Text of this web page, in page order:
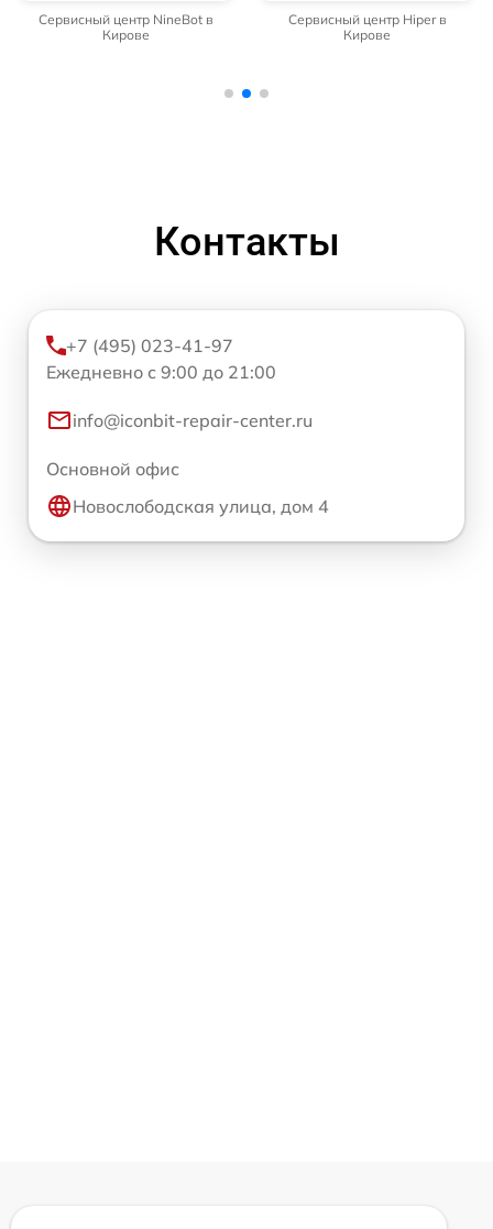
Сервисный центр NineBot в
Кирове
Сервисный центр Hiper в
Кирове
Контакты
+7 (495) 023-41-97
Ежедневно с 9:00 до 21:00
info@iconbit-repair-center.ru
Основной офис
Новослободская улица, дом 4